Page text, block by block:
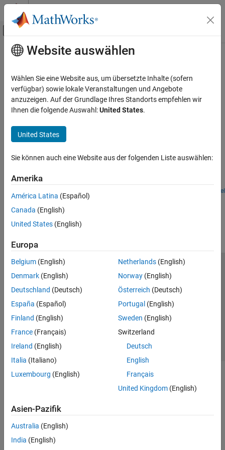
Weiter zum Inhalt
Umschaltung für Off-Canvas-
Startseite der Dokumentation
Embedded Coder
Deployment, Integration, and Supported
Hardware
Infineon AURIX TC4x
Hauptinhalt
Power Conversion
Build and deploy power conversion applications
Explore power conversion examples that illustrate DC-DC
converter capabilities.
Featured Examples
Model a DC-DC buck converter application that converts the
microcontroller.
Open Model
Website auswählen
Wählen Sie eine Website aus, um übersetzte Inhalte (sofern
verfügbar) sowie lokale Veranstaltungen und Angebote
anzuzeigen. Auf der Grundlage Ihres Standorts empfehlen wir
Ihnen die folgende Auswahl:United States.
United States
Sie können auch eine Website aus der folgenden Liste auswählen:
Amerika
América Latina (Español)
Canada (English)
United States (English)
Europa
Belgium (English)
Denmark (English)
Deutschland (Deutsch)
España (Español)
Finland (English)
France (Français)
Ireland (English)
Italia (Italiano)
Luxembourg (English)
Netherlands(English)
Norway(English)
Österreich (Deutsch)
Portugal (English)
Sweden (English)
Switzerland
Deutsch
English
Français
United Kingdom(English)
Asien-Pazifik
Australia (English)
India (English)
Status von Anwendungen